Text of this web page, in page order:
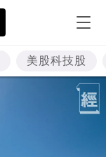
美股科技股